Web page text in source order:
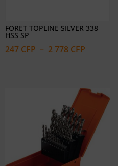
FORET TOPLINE SILVER 338
HSS SP
247 CFP – 2 778 CFP
247 CFP
778 CFP